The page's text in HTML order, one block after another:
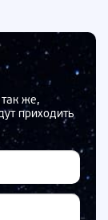
же,
приходить